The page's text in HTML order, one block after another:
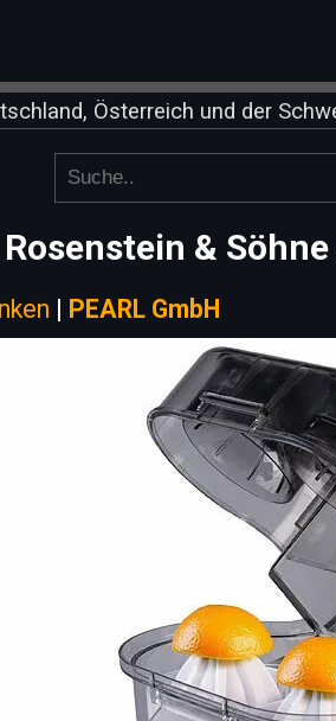
Österreich und der
Rosenstein &
| PEARL GmbH